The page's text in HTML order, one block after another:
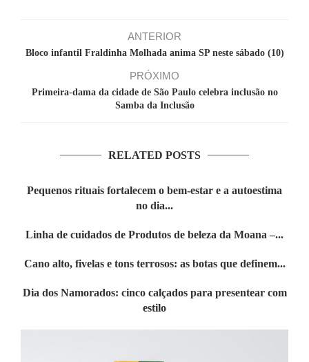
ANTERIOR
Bloco infantil Fraldinha Molhada anima SP neste sábado (10)
PRÓXIMO
Primeira-dama da cidade de São Paulo celebra inclusão no
Samba da Inclusão
RELATED POSTS
Pequenos rituais fortalecem o bem-estar e a autoestima
no dia...
Linha de cuidados de Produtos de beleza da Moana –...
Cano alto, fivelas e tons terrosos: as botas que definem...
Dia dos Namorados: cinco calçados para presentear com
estilo